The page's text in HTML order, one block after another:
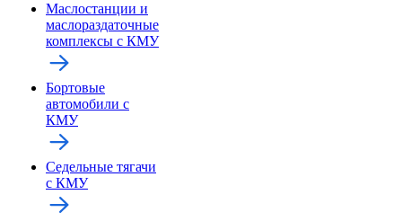
Маслостанции и
маслораздаточные
комплексы с КМУ
Бортовые
автомобили с
КМУ
Седельные тягачи
с КМУ